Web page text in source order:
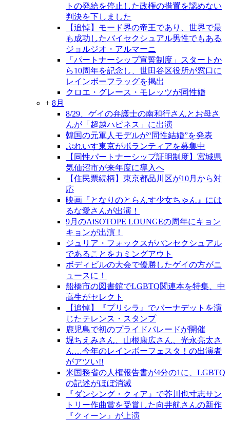
トの発給を停止した政権の措置を認めない
判決を下しました
【追悼】モード界の帝王であり、世界で最
も成功したバイセクシュアル男性でもある
ジョルジオ・アルマーニ
「パートナーシップ宣誓制度」スタートか
ら10周年を記念し、世田谷区役所が窓口に
レインボーフラッグを掲出
クロエ・グレース・モレッツが同性婚
+ 8月
8/29、ゲイの弁護士の南和行さんとお母さ
んが「超越ハピネス」に出演
韓国の元軍人モデルが“同性結婚”を発表
ぷれいす東京がボランティアを募集中
【同性パートナーシップ証明制度】宮城県
気仙沼市が来年度に導入へ
【住民票続柄】東京都品川区が10月から対
応
映画『となりのとらんす少女ちゃん』には
るな愛さんが出演！
9月のAiSOTOPE LOUNGEの周年にキョン
キョンが出演！
ジュリア・フォックスがパンセクシュアル
であることをカミングアウト
ボディビルの大会で優勝したゲイの方がニ
ュースに！
船橋市の図書館でLGBTQ関連本を特集、中
高生がセレクト
【追悼】『プリシラ』でバーナデットを演
じたテレンス・スタンプ
鹿児島で初のプライドパレードが開催
堀ちえみさん、山根康広さん、光永亮太さ
ん…今年のレインボーフェスタ！の出演者
がアツい!!
米国務省の人権報告書が4分の1に、LGBTQ
の記述がほぼ消滅
『ダンシング・クィア』で芥川也寸志サン
トリー作曲賞を受賞した向井航さんの新作
『クィーン』が上演